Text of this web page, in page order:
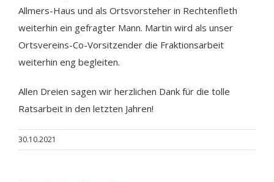
Allmers-Haus und als Ortsvorsteher in Rechtenfleth
weiterhin ein gefragter Mann. Martin wird als unser
Ortsvereins-Co-Vorsitzender die Fraktionsarbeit
weiterhin eng begleiten.
Allen Dreien sagen wir herzlichen Dank für die tolle
Ratsarbeit in den letzten Jahren!
30.10.2021